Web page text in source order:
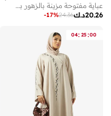
عباية مفتوحة مزينة بالزهور بياقة على شكل
د.ك20.26
24.36
-17%
04: 25:00